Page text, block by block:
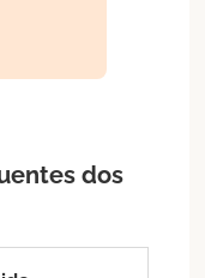
dos